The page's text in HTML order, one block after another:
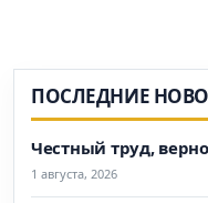
ПОСЛЕДНИЕ
Честный труд,
1 августа, 2026